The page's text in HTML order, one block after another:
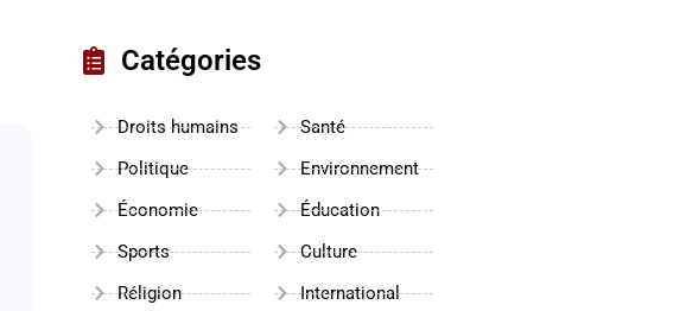
Catégories
Droits humains
Politique
Économie
Sports
Réligion
Santé
Environnement
Éducation
Culture
International